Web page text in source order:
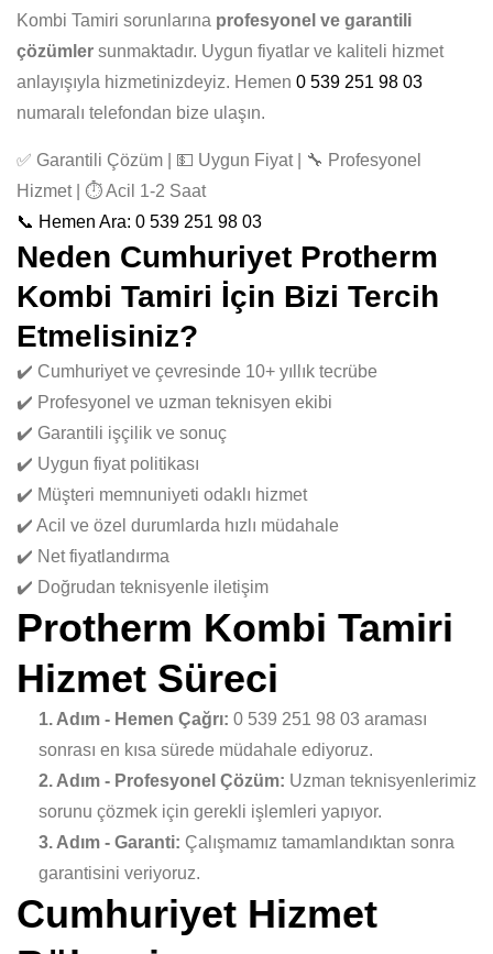
Kombi Tamiri sorunlarına profesyonel ve garantili
çözümler sunmaktadır. Uygun fiyatlar ve kaliteli hizmet
anlayışıyla hizmetinizdeyiz. Hemen 0 539 251 98 03
numaralı telefondan bize ulaşın.
✅ Garantili Çözüm | 💵 Uygun Fiyat | 🔧 Profesyonel
Hizmet | ⏱️ Acil 1-2 Saat
📞 Hemen Ara: 0 539 251 98 03
Neden Cumhuriyet Protherm
Kombi Tamiri İçin Bizi Tercih
Etmelisiniz?
✔️ Cumhuriyet ve çevresinde 10+ yıllık tecrübe
✔️ Profesyonel ve uzman teknisyen ekibi
✔️ Garantili işçilik ve sonuç
✔️ Uygun fiyat politikası
✔️ Müşteri memnuniyeti odaklı hizmet
✔️ Acil ve özel durumlarda hızlı müdahale
✔️ Net fiyatlandırma
✔️ Doğrudan teknisyenle iletişim
Protherm Kombi Tamiri
Hizmet Süreci
1. Adım - Hemen Çağrı: 0 539 251 98 03 araması
sonrası en kısa sürede müdahale ediyoruz.
2. Adım - Profesyonel Çözüm: Uzman teknisyenlerimiz
sorunu çözmek için gerekli işlemleri yapıyor.
3. Adım - Garanti: Çalışmamız tamamlandıktan sonra
garantisini veriyoruz.
Cumhuriyet Hizmet